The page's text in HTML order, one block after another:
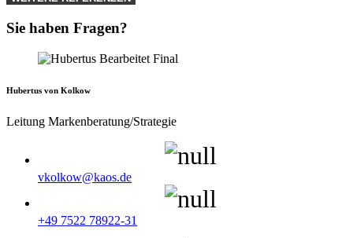
Sie haben Fragen?
Hubertus von Kolkow
Leitung Markenberatung/Strategie
vkolkow@kaos.de
+49 7522 78922-31